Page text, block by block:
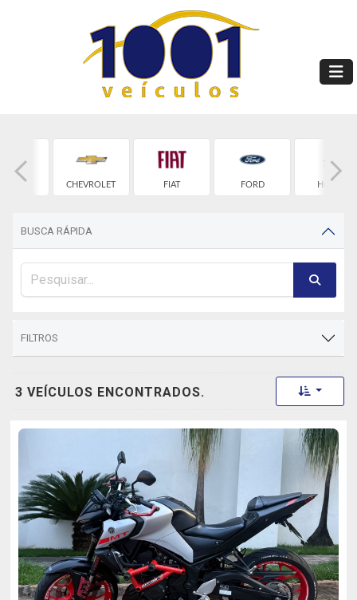
BYD
CHEVROLET
FIAT FORD HONDA
BUSCA RÁPIDA
FILTROS
3 VEÍCULOS ENCONTRADOS. Toggle